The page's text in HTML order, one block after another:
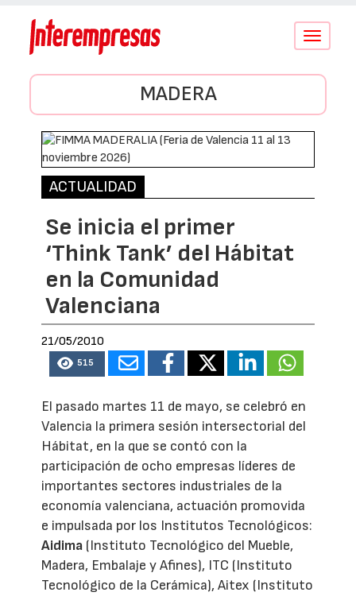
Conmutar
MADERA
ACTUALIDAD
Se inicia el primer
‘Think Tank’ del Hábitat
en la Comunidad
Valenciana
21/05/2010
515
El pasado martes 11 de mayo, se celebró en
Valencia la primera sesión intersectorial del
Hábitat, en la que se contó con la
participación de ocho empresas líderes de
importantes sectores industriales de la
economía valenciana, actuación promovida
e impulsada por los Institutos Tecnológicos:
Aidima (Instituto Tecnológico del Mueble,
Madera, Embalaje y Afines), ITC (Instituto
Tecnológico de la Cerámica), Aitex (Instituto